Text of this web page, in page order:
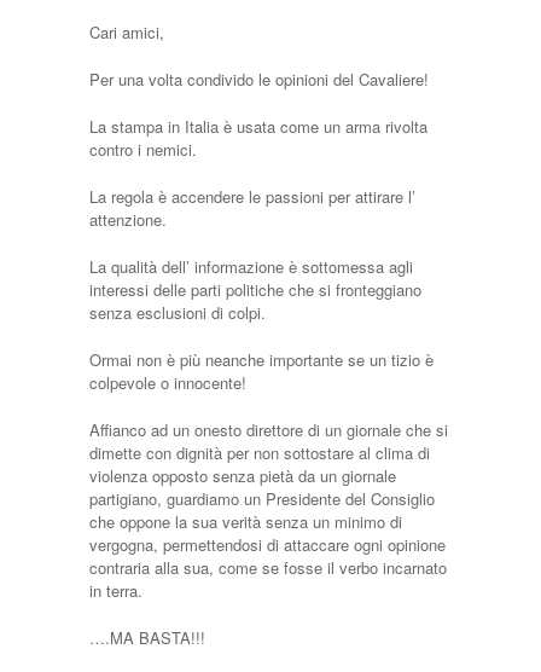
Cari amici,
Per una volta condivido le opinioni del Cavaliere!
La stampa in Italia è usata come un arma rivolta
contro i nemici.
La regola è accendere le passioni per attirare l’
attenzione.
La qualità dell’ informazione è sottomessa agli
interessi delle parti politiche che si fronteggiano
senza esclusioni di colpi.
Ormai non è più neanche importante se un tizio è
colpevole o innocente!
Affianco ad un onesto direttore di un giornale che si
dimette con dignità per non sottostare al clima di
violenza opposto senza pietà da un giornale
partigiano, guardiamo un Presidente del Consiglio
che oppone la sua verità senza un minimo di
vergogna, permettendosi di attaccare ogni opinione
contraria alla sua, come se fosse il verbo incarnato
in terra.
….MA BASTA!!!